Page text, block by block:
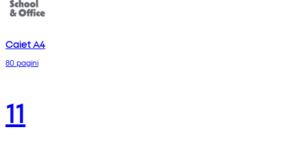
Caiet A4
80 pagini
11